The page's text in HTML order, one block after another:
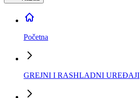
Početna
GREJNI I RASHLADNI UREĐAJI